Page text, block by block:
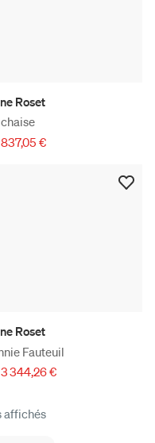
Roset
€
Roset
Fauteuil
344,26 €
affichés